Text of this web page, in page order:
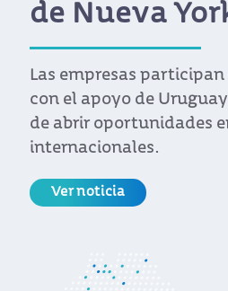
de Nueva
Las empresas
con el apoyo de
de abrir oportunidades
internacionales.
Ver noticia